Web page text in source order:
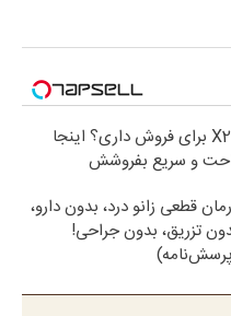
X22 برای فروش داری؟ اینجا
و سریع بفروشش
قطعی زانو درد، بدون دارو،
تزریق، بدون جراحی!